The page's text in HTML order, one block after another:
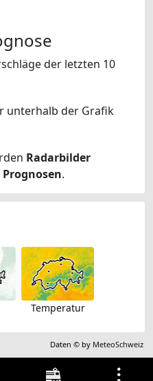
der letzten 10
unterhalb der Grafik
Radarbilder
Prognosen.
Temperatur
Daten © by MeteoSchweiz